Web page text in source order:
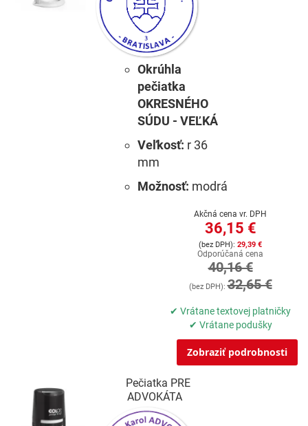
Okrúhla
pečiatka
OKRESNÉHO
SÚDU - VEĽKÁ
Veľkosť: r 36
mm
Možnosť: modrá
Akčná cena vr. DPH
36,15 €
29,39 €
Odporúčaná cena
40,16 €
32,65 €
✔ Vrátane textovej platničky
✔ Vrátane podušky
Zobraziť podrobnosti
Pečiatka PRE
ADVOKÁTA